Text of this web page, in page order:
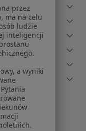
po wizycie?
przez
ma na celu
ludzie
inteligencji
a wyniki